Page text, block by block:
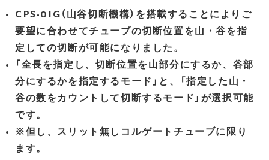
CPS-01G（山谷切断機構）を搭載することによりご
要望に合わせてチューブの切断位置を山・谷を指
定しての切断が可能になりました。
「全長を指定し、切断位置を山部分にするか、谷部
分にするかを指定するモード」と、「指定した山・
谷の数をカウントして切断するモード」が選択可能
です。
※但し、スリット無しコルゲートチューブに限り
ます。